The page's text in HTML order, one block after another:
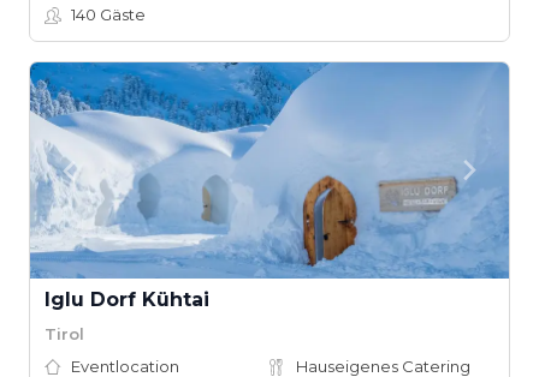
140 Gäste
Iglu Dorf Kühtai
Tirol
Eventlocation
Hauseigenes Catering